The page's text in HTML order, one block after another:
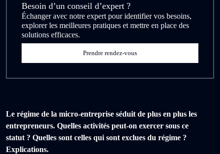
Besoin d’un conseil d’expert ?
Échanger avec notre expert pour identifier vos besoins,
explorer les meilleures pratiques et mettre en place des
solutions efficaces.
Prendre rendez-vous
Le régime de la micro-entreprise séduit de plus en plus les
entrepreneurs. Quelles activités peut-on exercer sous ce
statut ? Quelles sont celles qui sont exclues du régime ?
Explications.